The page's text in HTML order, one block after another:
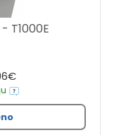
T1000E